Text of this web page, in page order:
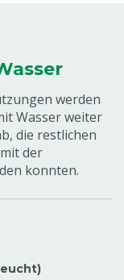
werden
Wasser weiter
die restlichen
der
konnten.